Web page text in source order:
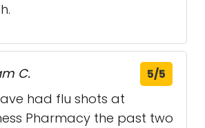
C. 5/5
had flu shots at
Pharmacy the past two